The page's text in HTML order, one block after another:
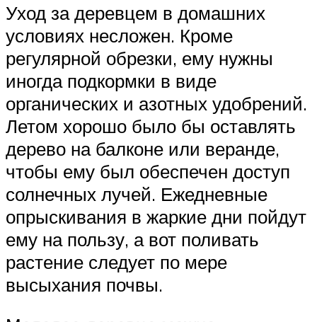
Уход за деревцем в домашних
условиях несложен. Кроме
регулярной обрезки, ему нужны
иногда подкормки в виде
органических и азотных удобрений.
Летом хорошо было бы оставлять
дерево на балконе или веранде,
чтобы ему был обеспечен доступ
солнечных лучей. Ежедневные
опрыскивания в жаркие дни пойдут
ему на пользу, а вот поливать
растение следует по мере
высыхания почвы.